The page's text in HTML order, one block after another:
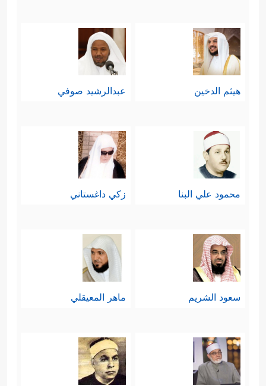
هيثم الدخين عبدالرشيد صوفي
محمود علي البنا زكي داغستاني
سعود الشريم ماهر المعيقلي